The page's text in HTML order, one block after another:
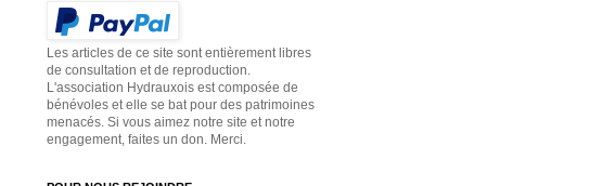
Les articles de ce site sont entièrement libres
de consultation et de reproduction.
L'association Hydrauxois est composée de
bénévoles et elle se bat pour des patrimoines
menacés. Si vous aimez notre site et notre
engagement, faites un don. Merci.